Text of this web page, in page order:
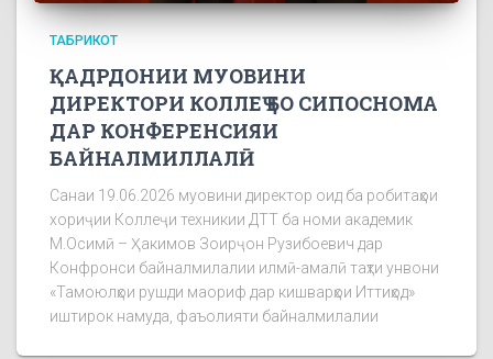
ТАБРИКОТ
ҚАДРДОНИИ МУОВИНИ
ДИРЕКТОРИ КОЛЛЕҶ БО СИПОСНОМА
ДАР КОНФЕРЕНСИЯИ
БАЙНАЛМИЛЛАЛӢ
Санаи 19.06.2026 муовини директор оид ба робитаҳои
хориҷии Коллеҷи техникии ДТТ ба номи академик
М.Осимӣ – Ҳакимов Зоирҷон Рузибоевич дар
Конфронси байналмилалии илмӣ-амалӣ таҳти унвони
«Тамоюлҳои рушди маориф дар кишварҳои Иттиҳод»
иштирок намуда, фаъолияти байналмилалии